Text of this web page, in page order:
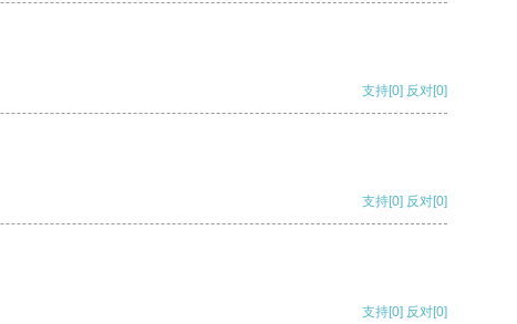
支持[0] 反对[0]
支持[0] 反对[0]
支持[0] 反对[0]